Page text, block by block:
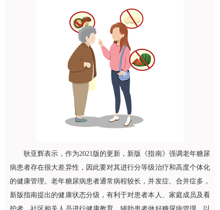
耿亚辉表示，作为2021版的更新，新版《指南》强调老年糖尿
病患者存在很大差异性，因此要对其进行分等级治疗和高度个体化
的健康管理。老年糖尿病患者通常病程较长，并发症、合并症多，
新版指南提出的健康状态分级，有利于对患者本人、家庭成员及看